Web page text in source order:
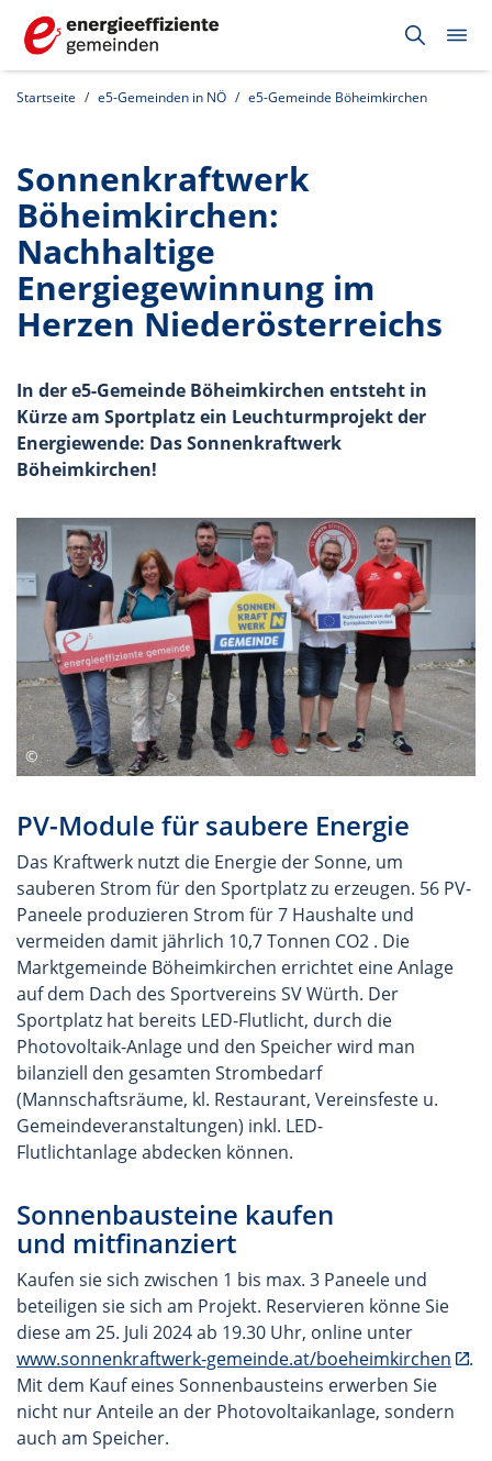
Startseite e5-Gemeinden in NÖ e5-Gemeinde Böheimkirchen
Sonnenkraftwerk
Böheimkirchen:
Nachhaltige
Energiegewinnung im
Herzen Niederösterreichs
In der e5-Gemeinde Böheimkirchen entsteht in
Kürze am Sportplatz ein Leuchturmprojekt der
Energiewende: Das Sonnenkraftwerk
Böheimkirchen!
PV-Module für saubere Energie
Das Kraftwerk nutzt die Energie der Sonne, um
sauberen Strom für den Sportplatz zu erzeugen. 56 PV-
Paneele produzieren Strom für 7 Haushalte und
vermeiden damit jährlich 10,7 Tonnen CO2 . Die
Marktgemeinde Böheimkirchen errichtet eine Anlage
auf dem Dach des Sportvereins SV Würth. Der
Sportplatz hat bereits LED-Flutlicht, durch die
Photovoltaik-Anlage und den Speicher wird man
bilanziell den gesamten Strombedarf
(Mannschaftsräume, kl. Restaurant, Vereinsfeste u.
Gemeindeveranstaltungen) inkl. LED-
Flutlichtanlage abdecken können.
Sonnenbausteine kaufen
und mitfinanziert
Kaufen sie sich zwischen 1 bis max. 3 Paneele und
beteiligen sie sich am Projekt. Reservieren könne Sie
diese am 25. Juli 2024 ab 19.30 Uhr, online unter
www.sonnenkraftwerk-gemeinde.at/boeheimkirchen
.
Mit dem Kauf eines Sonnenbausteins erwerben Sie
nicht nur Anteile an der Photovoltaikanlage, sondern
auch am Speicher.